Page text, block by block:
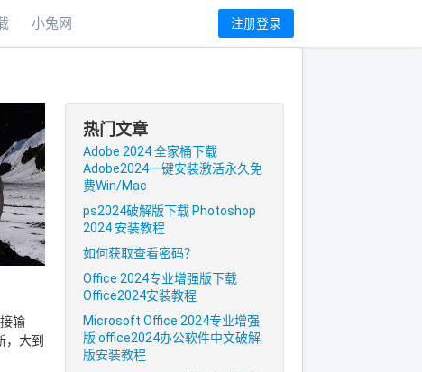
小兔网 注册登录
输
大到
热门文章
Adobe 2024 全家桶下载
Adobe2024一键安装激活永久免
费Win/Mac
ps2024破解版下载 Photoshop
2024 安装教程
如何获取查看密码？
Office 2024专业增强版下载
Office2024安装教程
Microsoft Office 2024专业增强
版 office2024办公软件中文破解
版安装教程